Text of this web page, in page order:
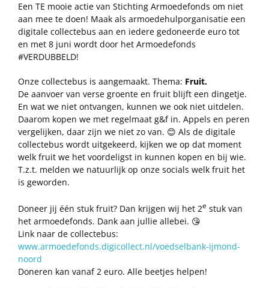
Een TE mooie actie van Stichting Armoedefonds om niet
aan mee te doen! Maak als armoedehulporganisatie een
digitale collectebus aan en iedere gedoneerde euro tot
en met 8 juni wordt door het Armoedefonds
#VERDUBBELD!
Onze collectebus is aangemaakt. Thema: Fruit.
De aanvoer van verse groente en fruit blijft een dingetje.
En wat we niet ontvangen, kunnen we ook niet uitdelen.
Daarom kopen we met regelmaat g&f in. Appels en peren
vergelijken, daar zijn we niet zo van. 😊 Als de digitale
collectebus wordt uitgekeerd, kijken we op dat moment
welk fruit we het voordeligst in kunnen kopen en bij wie.
T.z.t. melden we natuurlijk op onze socials welk fruit het
is geworden.
Doneer jij één stuk fruit? Dan krijgen wij het 2e stuk van
het armoedefonds. Dank aan jullie allebei. 😘
Link naar de collectebus:
www.armoedefonds.digicollect.nl/voedselbank-ijmond-
noord
Doneren kan vanaf 2 euro. Alle beetjes helpen!